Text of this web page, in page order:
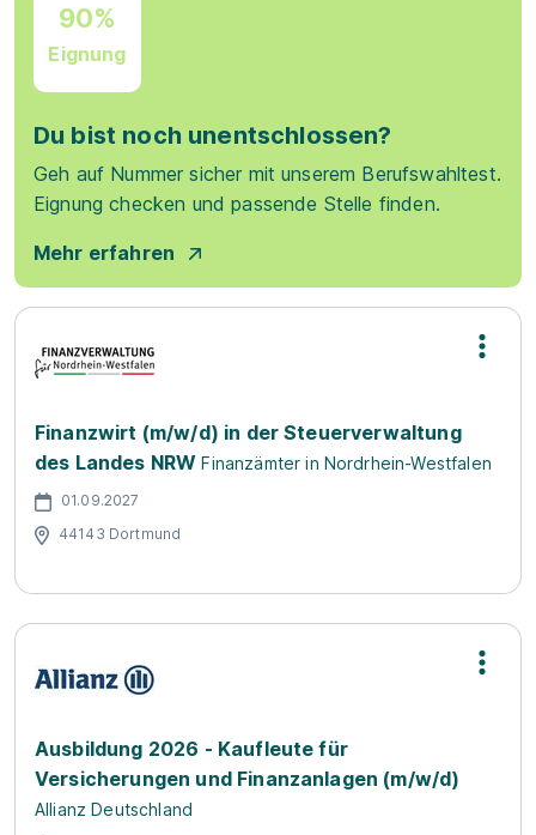
90%
Eignung
Du bist noch unentschlossen?
Geh auf Nummer sicher mit unserem Berufswahltest.
Eignung checken und passende Stelle finden.
Mehr erfahren
Finanzwirt (m/w/d) in der Steuerverwaltung
des Landes NRW Finanzämter in Nordrhein-Westfalen
01.09.2027
44143 Dortmund
Ausbildung 2026 - Kaufleute für
Versicherungen und Finanzanlagen (m/w/d)
Allianz Deutschland